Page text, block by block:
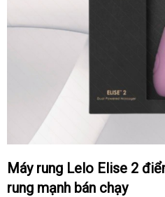
Máy rung Lelo Elise 2 điểm G cao cấp Châu Âu
rung mạnh bán chạy